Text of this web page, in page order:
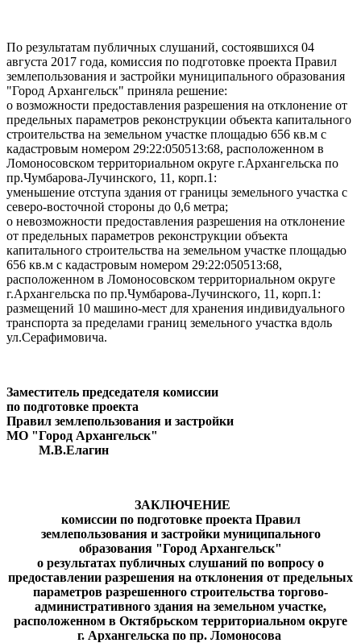
По результатам публичных слушаний, состоявшихся 04
августа 2017 года, комиссия по подготовке проекта Правил
землепользования и застройки муниципального образования
"Город Архангельск" приняла решение:
о возможности предоставления разрешения на отклонение от
предельных параметров реконструкции объекта капитального
строительства на земельном участке площадью 656 кв.м с
кадастровым номером 29:22:050513:68, расположенном в
Ломоносовском территориальном округе г.Архангельска по
пр.Чумбарова-Лучинского, 11, корп.1:
уменьшение отступа здания от границы земельного участка с
северо-восточной стороны до 0,6 метра;
о невозможности предоставления разрешения на отклонение
от предельных параметров реконструкции объекта
капитального строительства на земельном участке площадью
656 кв.м с кадастровым номером 29:22:050513:68,
расположенном в Ломоносовском территориальном округе
г.Архангельска по пр.Чумбарова-Лучинского, 11, корп.1:
размещений 10 машино-мест для хранения индивидуального
транспорта за пределами границ земельного участка вдоль
ул.Серафимовича.
Заместитель председателя комиссии
по подготовке проекта
Правил землепользования и застройки
МО "Город Архангельск"
М.В.Елагин
ЗАКЛЮЧЕНИЕ
комиссии по подготовке проекта Правил
землепользования и застройки муниципального
образования "Город Архангельск"
о результатах публичных слушаний по вопросу о
предоставлении разрешения на отклонения от предельных
параметров разрешенного строительства торгово-
административного здания на земельном участке,
расположенном в Октябрьском территориальном округе
г. Архангельска по пр. Ломоносова